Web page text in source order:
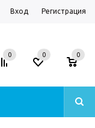
Вход Регистрация
0 0 0